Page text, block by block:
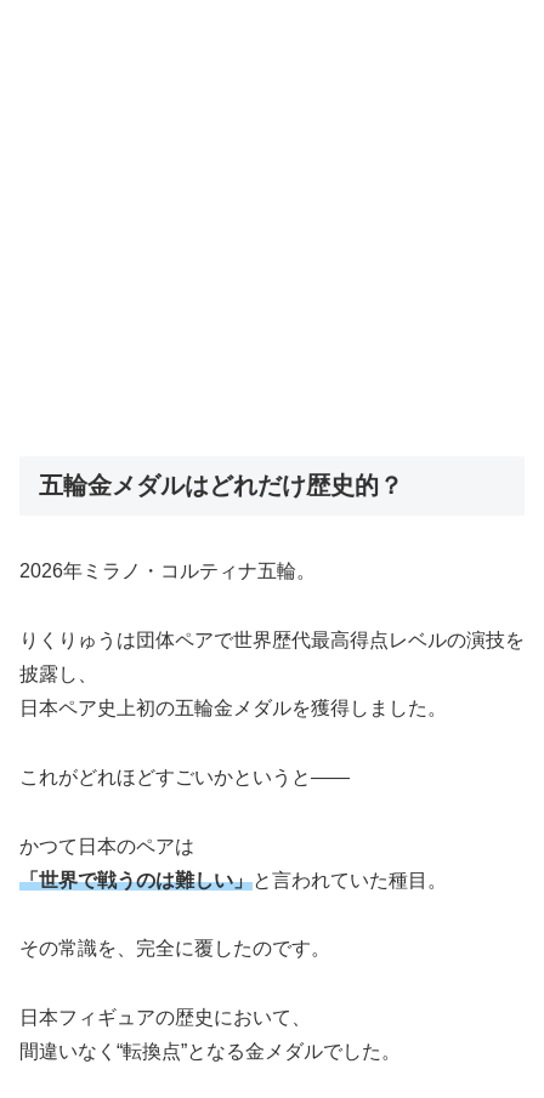
五輪金メダルはどれだけ歴史的？
2026年ミラノ・コルティナ五輪。
りくりゅうは団体ペアで世界歴代最高得点レベルの演技を
披露し、
日本ペア史上初の五輪金メダルを獲得しました。
これがどれほどすごいかというと――
かつて日本のペアは
「世界で戦うのは難しい」と言われていた種目。
その常識を、完全に覆したのです。
日本フィギュアの歴史において、
間違いなく“転換点”となる金メダルでした。